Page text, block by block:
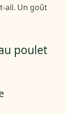
ail. Un goût
poulet